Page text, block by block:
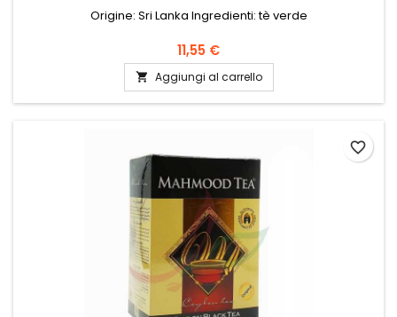
Origine: Sri Lanka Ingredienti: tè verde
11,55 €
 Aggiungi al carrello
favorite_border